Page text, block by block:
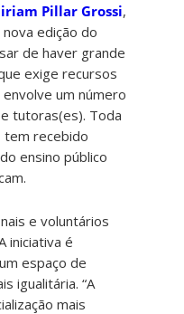
Pillar Grossi,
edição do
de haver grande
exige recursos
um número
tutoras(es). Toda
tem recebido
ensino público
e voluntários
iniciativa é
espaço de
igualitária. “A
mais